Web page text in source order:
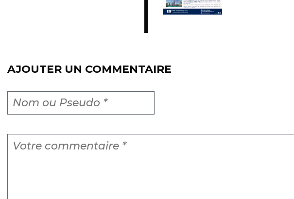
AJOUTER UN COMMENTAIRE